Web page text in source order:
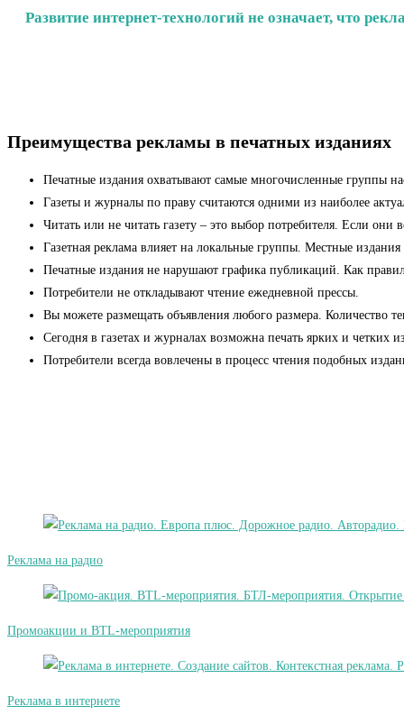
Развитие интернет-технологий не означает, что
Преимущества рекламы в печатных изданиях
Печатные издания охватывают самые многочисленные группы
Газеты и журналы по праву считаются одними из наиболее
Читать или не читать газету – это выбор потребителя. Если
Газетная реклама влияет на локальные группы. Местные
Печатные издания не нарушают графика публикаций. Как
Потребители не откладывают чтение ежедневной прессы.
Вы можете размещать объявления любого размера. Количество
Сегодня в газетах и журналах возможна печать ярких и четких
Потребители всегда вовлечены в процесс чтения подобных
Реклама на радио
Промоакции и BTL-мероприятия
Реклама в интернете